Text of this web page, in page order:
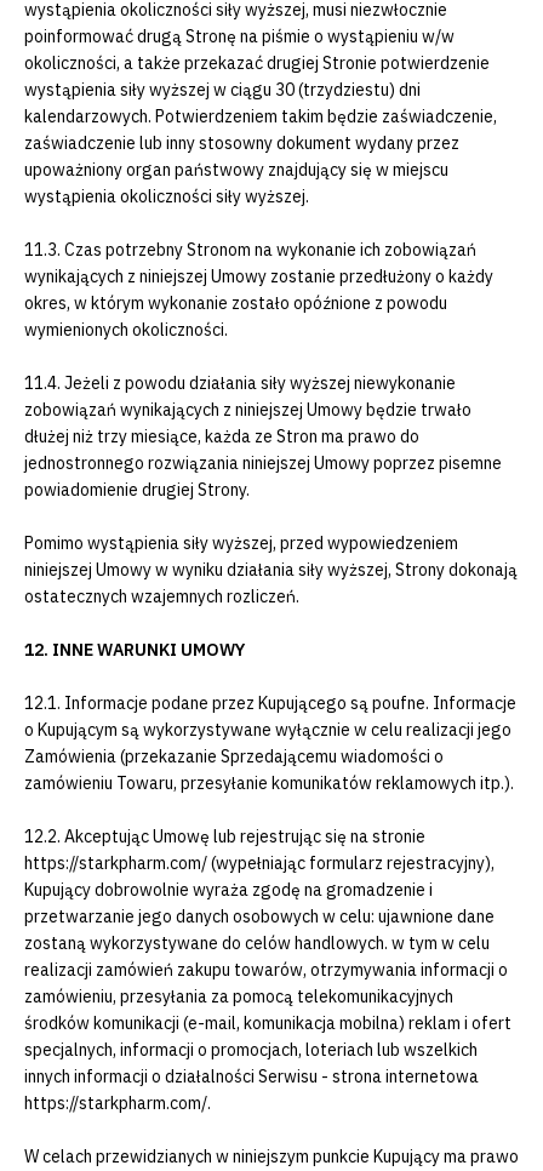
wystąpienia okoliczności siły wyższej, musi niezwłocznie
poinformować drugą Stronę na piśmie o wystąpieniu w/w
okoliczności, a także przekazać drugiej Stronie potwierdzenie
wystąpienia siły wyższej w ciągu 30 (trzydziestu) dni
kalendarzowych. Potwierdzeniem takim będzie zaświadczenie,
zaświadczenie lub inny stosowny dokument wydany przez
upoważniony organ państwowy znajdujący się w miejscu
wystąpienia okoliczności siły wyższej.
11.3. Czas potrzebny Stronom na wykonanie ich zobowiązań
wynikających z niniejszej Umowy zostanie przedłużony o każdy
okres, w którym wykonanie zostało opóźnione z powodu
wymienionych okoliczności.
11.4. Jeżeli z powodu działania siły wyższej niewykonanie
zobowiązań wynikających z niniejszej Umowy będzie trwało
dłużej niż trzy miesiące, każda ze Stron ma prawo do
jednostronnego rozwiązania niniejszej Umowy poprzez pisemne
powiadomienie drugiej Strony.
Pomimo wystąpienia siły wyższej, przed wypowiedzeniem
niniejszej Umowy w wyniku działania siły wyższej, Strony dokonają
ostatecznych wzajemnych rozliczeń.
12. INNE WARUNKI UMOWY
12.1. Informacje podane przez Kupującego są poufne. Informacje
o Kupującym są wykorzystywane wyłącznie w celu realizacji jego
Zamówienia (przekazanie Sprzedającemu wiadomości o
zamówieniu Towaru, przesyłanie komunikatów reklamowych itp.).
12.2. Akceptując Umowę lub rejestrując się na stronie
https://starkpharm.com/ (wypełniając formularz rejestracyjny),
Kupujący dobrowolnie wyraża zgodę na gromadzenie i
przetwarzanie jego danych osobowych w celu: ujawnione dane
zostaną wykorzystywane do celów handlowych. w tym w celu
realizacji zamówień zakupu towarów, otrzymywania informacji o
zamówieniu, przesyłania za pomocą telekomunikacyjnych
środków komunikacji (e-mail, komunikacja mobilna) reklam i ofert
specjalnych, informacji o promocjach, loteriach lub wszelkich
innych informacji o działalności Serwisu - strona internetowa
https://starkpharm.com/.
W celach przewidzianych w niniejszym punkcie Kupujący ma prawo